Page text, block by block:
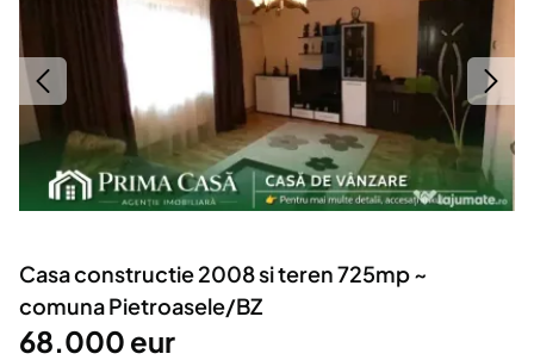
Servicii
Animale de companie
Afaceri și echipamente profesionale
Inchiriere Bunuri si Vehicule
Utilaje agricole si industriale
Piese auto si accesorii
Dacia Duster
Casa constructie 2008 si teren 725mp ~
comuna Pietroasele/BZ
68.000 eur